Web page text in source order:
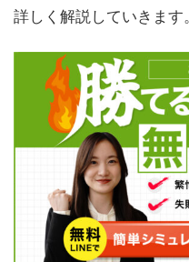
詳しく解説していきます。